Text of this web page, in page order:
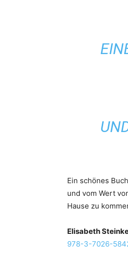
Ein schönes Buch
und vom Wert
Hause zu
Elisabeth
978-3-7026-